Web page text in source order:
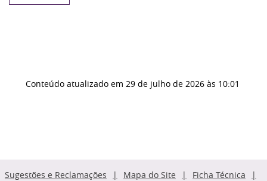
Conteúdo atualizado em 29 de julho de 2026 às 10:01
Sugestões e Reclamações Mapa do Site
Ficha Técnica